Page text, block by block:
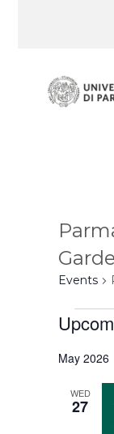
Events
Events
date.
May 2026
WED
27